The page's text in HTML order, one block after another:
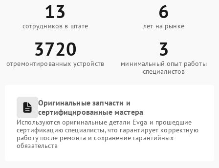
13
сотрудников в штате
6
лет на рынке
3720
отремонтированных устройств
3
минимальный опыт работы
специалистов
Оригинальные запчасти и
сертифицированные мастера
Используются оригинальные детали Evga и прошедшие
сертификацию специалисты, что гарантирует корректную
работу после ремонта и сохранение гарантийных
обязательств